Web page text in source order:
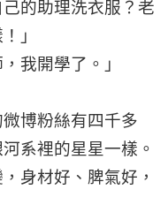
的助理洗衣服？老
」
我開學了。」
博粉絲有四千多
系裡的星星一樣。
身材好、脾氣好，